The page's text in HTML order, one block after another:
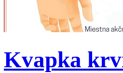
Kvapka